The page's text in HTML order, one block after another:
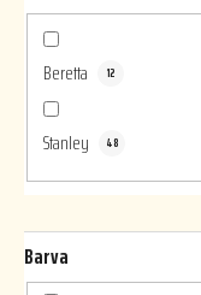
Beretta 12
Stanley 48
Barva